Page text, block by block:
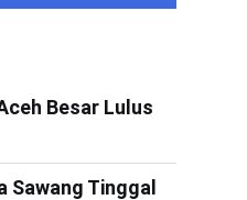
Besar Lulus
Sawang Tinggal